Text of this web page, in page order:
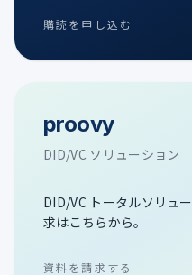
購読を申し込む
proovy
DID/VC ソリューション
DID/VC トータルソリュ
求はこちらから。
資料を請求する